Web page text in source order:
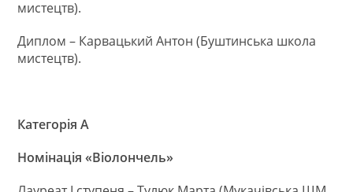
мистецтв).
Диплом – Карвацький Антон (Буштинська школа
мистецтв).
Категорія А
Номінація «Віолончель»